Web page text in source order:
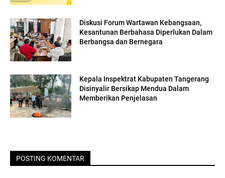
Diskusi Forum Wartawan Kebangsaan,
Kesantunan Berbahasa Diperlukan Dalam
Berbangsa dan Bernegara
Kepala Inspektrat Kabupaten Tangerang
Disinyalir Bersikap Mendua Dalam
Memberikan Penjelasan
POSTING KOMENTAR